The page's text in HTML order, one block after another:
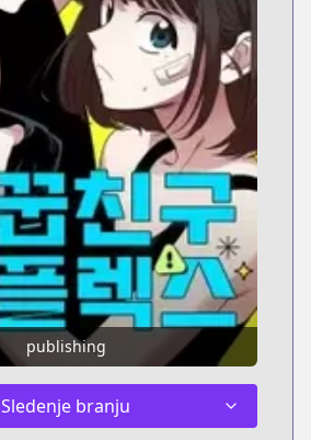
publishing
Sledenje branju